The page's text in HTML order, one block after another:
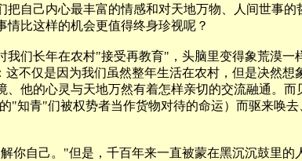
自己内心最丰富的情感和对天地万物、人间世事
比这样的机会更值得终身珍视呢？
长年在农村"接受再教育"，头脑里变得象荒漠一
不仅是因为我们虽然整年生活在农村，但是决然
他的心灵与天地万然有着怎样亲切的交流融通。
知青"们被权势者当作货物对待的命运）而驱来唤
自己。"但是，千百年来一直被蒙在黑沉沉鼓里的